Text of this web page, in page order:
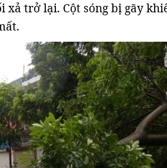
xả trở lại. Cột sóng bị gãy